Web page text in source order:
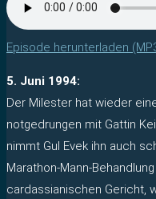
Episode herunterladen
5. Juni 1994:
Der Milester hat wieder
notgedrungen mit Gattin
nimmt Gul Evek ihn auch
Marathon-Mann-
cardassianischen Gericht,